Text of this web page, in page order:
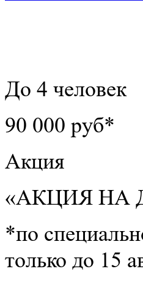
До 4 человек
90 000 руб*
Акция
«АКЦИЯ НА
*по
только до 15